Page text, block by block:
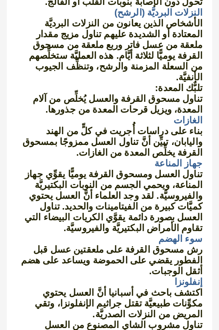
النزلات البرديَّة (الرشح)
الأشخاص الذين يعانون من النزلات البرديَّة
المعتادة أو الشديدة عليهم تناول مزيج مقدار
ملعقة من عسل فاتر وربع ملعقة من مسحوق
القرفة يوميًّا لثلاثة أيَّام. هذه العمليَّة ستخلِّصهم
من السعلة المزمنة والرشح، وتنظِّف الجيوب
الأنفيَّة.
تلبٌّك المعدة:
تناول مسحوق القرفة والعسل يُخلِّص من آلام
المعدة، ويزيل قرحات المعدة من جذورها.
الغازات
بناء على دراسات أُجريت في كلٍّ من الهند
واليابان، تبيِّن أنَّ تناول العسل ممزوجًا بمسحوق
القرفة يخلِّص المعدة من الغازات.
جهاز المناعة
تناول العسل ومسحوق القرفة يوميًّا يقوِّي جهاز
المناعة، ويحمي الجسم من النوبات البكتيريَّة
والفيروسيَّة. لقد وجد العلماء أنَّ العسل يحتوي
كميَّات كبيرة من الفيتامينات والحديد. تناول
العسل بصورة دائمة يقوَّي الكريات البيضاء التي
تقاوم الأمراض البكتيريَّة والفيروسيَّة.
سوء الهضم
رش مسحوق القرفة على ملعقتين عسل قبل
الفطور يقضي على الحموضة ويساعد على هضم
أثقل الوجبات.
إنفلونزا
اكتشف باحث في أسبانيا أنَّ العسل يحتوي
مكوِّنات طبيعيَّة تقتل جراثيم الإنفلونزا، وتقي
المريض من النزلات الصدريَّة.
تناول مشروب الشاي المصنوع من العسل